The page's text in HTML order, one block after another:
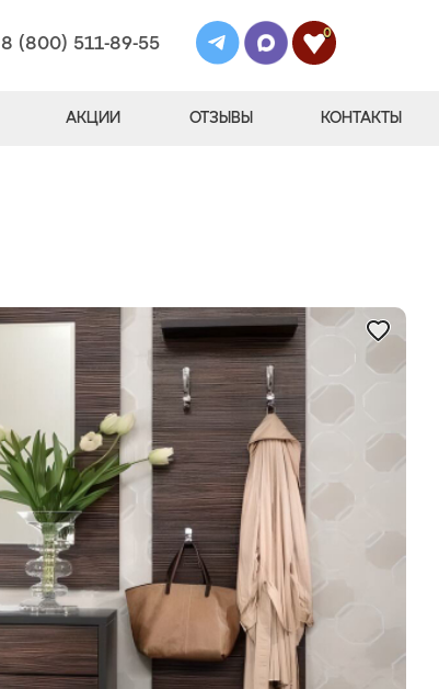
8 (800) 511-89-55
0
АКЦИИ ОТЗЫВЫ КОНТАКТЫ